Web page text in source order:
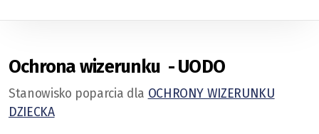
Ochrona wizerunku - UODO
Stanowisko poparcia dla OCHRONY WIZERUNKU
DZIECKA